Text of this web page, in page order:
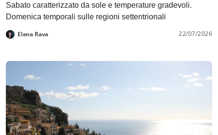
Sabato caratterizzato da sole e temperature gradevoli.
Domenica temporali sulle regioni settentrionali
Elena Rava 22/07/2026